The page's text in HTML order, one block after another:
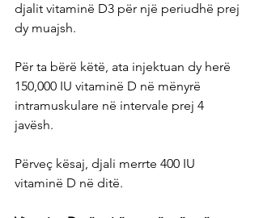
djalit vitaminë D3 për një periudhë prej
dy muajsh.
Për ta bërë këtë, ata injektuan dy herë
150,000 IU vitaminë D në mënyrë
intramuskulare në intervale prej 4
javësh.
Përveç kësaj, djali merrte 400 IU
vitaminë D në ditë.